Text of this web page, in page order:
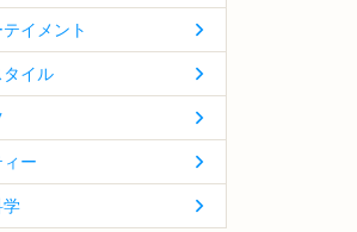
イメント
タイル
ィー
学